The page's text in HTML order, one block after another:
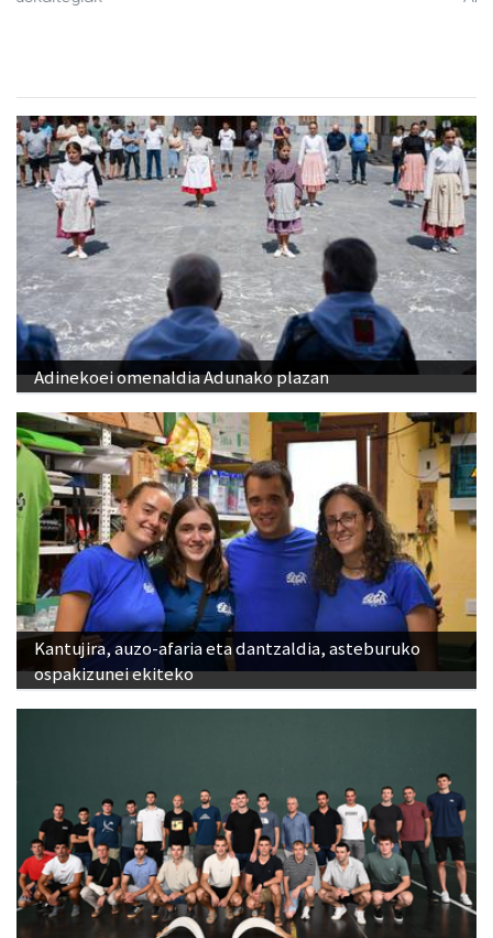
Adinekoei omenaldia Adunako plazan
Kantujira, auzo-afaria eta dantzaldia, asteburuko
ospakizunei ekiteko